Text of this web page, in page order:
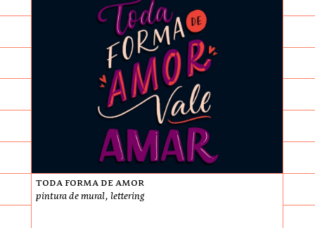
Toda Forma de Amor
pintura de mural, lettering